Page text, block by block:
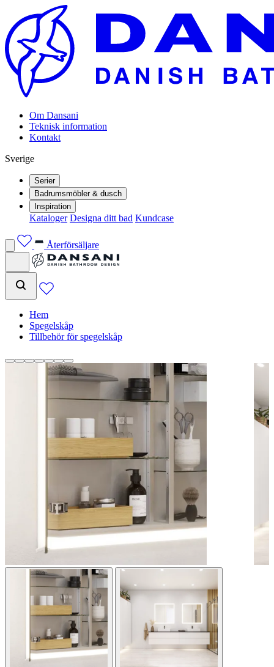
Om Dansani
Teknisk information
Kontakt
Sverige
Serier
Badrumsmöbler & dusch
Inspiration
Kataloger Designa ditt bad Kundcase
Återförsäljare
Hem
Spegelskåp
Tillbehör för spegelskåp